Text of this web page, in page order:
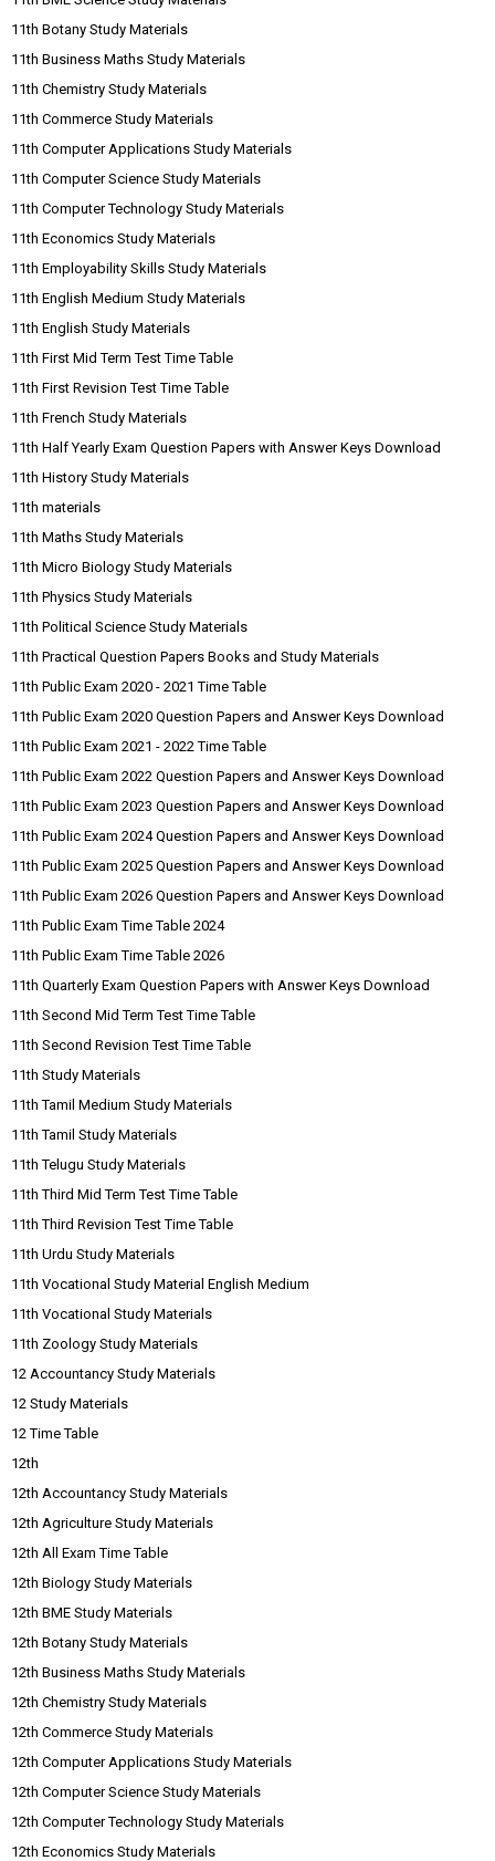
11th Botany Study Materials
11th Business Maths Study Materials
11th Chemistry Study Materials
11th Commerce Study Materials
11th Computer Applications Study Materials
11th Computer Science Study Materials
11th Computer Technology Study Materials
11th Economics Study Materials
11th Employability Skills Study Materials
11th English Medium Study Materials
11th English Study Materials
11th First Mid Term Test Time Table
11th First Revision Test Time Table
11th French Study Materials
11th Half Yearly Exam Question Papers with Answer Keys Download
11th History Study Materials
11th materials
11th Maths Study Materials
11th Micro Biology Study Materials
11th Physics Study Materials
11th Political Science Study Materials
11th Practical Question Papers Books and Study Materials
11th Public Exam 2020 - 2021 Time Table
11th Public Exam 2020 Question Papers and Answer Keys Download
11th Public Exam 2021 - 2022 Time Table
11th Public Exam 2022 Question Papers and Answer Keys Download
11th Public Exam 2023 Question Papers and Answer Keys Download
11th Public Exam 2024 Question Papers and Answer Keys Download
11th Public Exam 2025 Question Papers and Answer Keys Download
11th Public Exam 2026 Question Papers and Answer Keys Download
11th Public Exam Time Table 2024
11th Public Exam Time Table 2026
11th Quarterly Exam Question Papers with Answer Keys Download
11th Second Mid Term Test Time Table
11th Second Revision Test Time Table
11th Study Materials
11th Tamil Medium Study Materials
11th Tamil Study Materials
11th Telugu Study Materials
11th Third Mid Term Test Time Table
11th Third Revision Test Time Table
11th Urdu Study Materials
11th Vocational Study Material English Medium
11th Vocational Study Materials
11th Zoology Study Materials
12 Accountancy Study Materials
12 Study Materials
12 Time Table
12th
12th Accountancy Study Materials
12th Agriculture Study Materials
12th All Exam Time Table
12th Biology Study Materials
12th BME Study Materials
12th Botany Study Materials
12th Business Maths Study Materials
12th Chemistry Study Materials
12th Commerce Study Materials
12th Computer Applications Study Materials
12th Computer Science Study Materials
12th Computer Technology Study Materials
12th Economics Study Materials